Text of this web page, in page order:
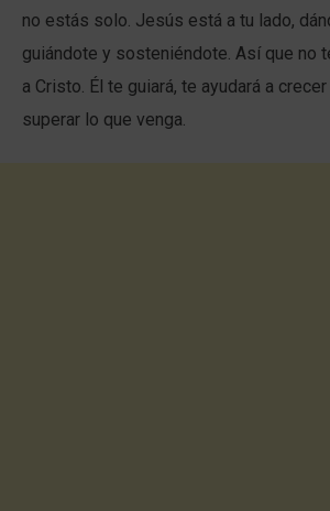
no estás solo. Jesús está a tu lado,
guiándote y sosteniéndote. Así que no
a Cristo. Él te guiará, te ayudará a
superar lo que venga.